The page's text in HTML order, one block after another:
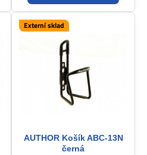
Externí sklad
AUTHOR Košík ABC-13N
černá